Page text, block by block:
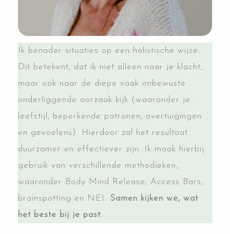
Ik benader situaties op een holistische wijze.
Dit betekent, dat ik niet alleen naar je klacht,
maar ook naar de diepe vaak onbewuste
onderliggende oorzaak kijk (waaronder je
leefstijl, beperkende patronen, overtuigingen
en gevoelens). Hierdoor zal het resultaat
duurzamer en effectiever zijn. Ik maak hierbij
gebruik van verschillende methodieken,
waaronder Body Mind Release, Access Bars,
brainspotting en NEI. Samen kijken we, wat
het beste bij je past.